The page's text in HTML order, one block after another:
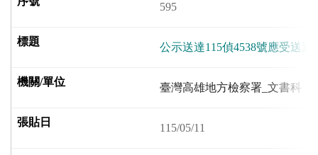
595
公示送達115偵4538號應受送
臺灣高雄地方檢察署_文書科
115/05/11